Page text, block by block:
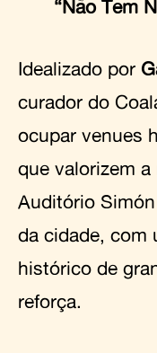
“Não Tem
Idealizado por
curador do
ocupar venues
que valorizem
Auditório
da cidade, com
histórico de
reforça.